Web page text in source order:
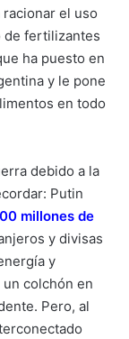
el uso
de fertilizantes
ha puesto en
y le pone
en todo
debido a la
Putin
millones de
y divisas
y
colchón en
Pero, al